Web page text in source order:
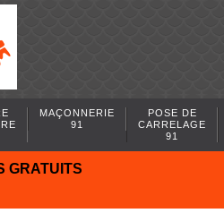
MAÇONNERIE
91
POSE DE
CARRELAGE
91
GRATUITS